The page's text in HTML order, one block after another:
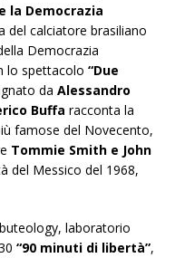
la Democrazia
del calciatore brasiliano
Democrazia
lo spettacolo “Due
da Alessandro
Buffa racconta la
famose del Novecento,
Tommie Smith e John
del Messico del 1968,
laboratorio
“90 minuti di libertà”,